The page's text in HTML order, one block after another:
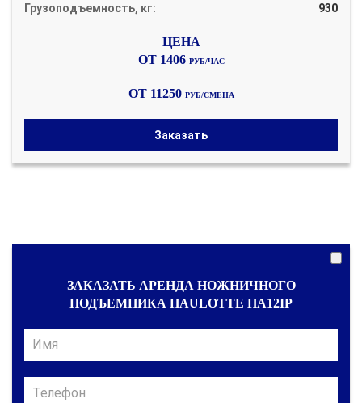
Грузоподъемность, кг:
930
ОТ 1406 РУБ/ЧАС
ОТ 11250 РУБ/СМЕНА
Заказать
ЗАКАЗАТЬ АРЕНДА НОЖНИЧНОГО
ПОДЪЕМНИКА HAULOTTE HA12IP